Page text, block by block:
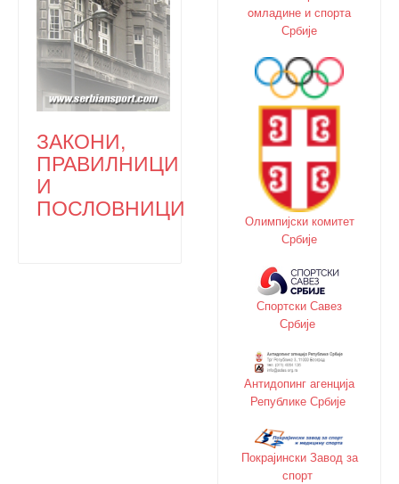
ЗАКОНИ,
ПРАВИЛНИЦИ
И
ПОСЛОВНИЦИ
oмладине и спорта
Србије
Олимпијски комитет
Србије
Спортски Савез
Србије
Антидопинг агенција
Републике Србије
Покрајински Завод за
спорт